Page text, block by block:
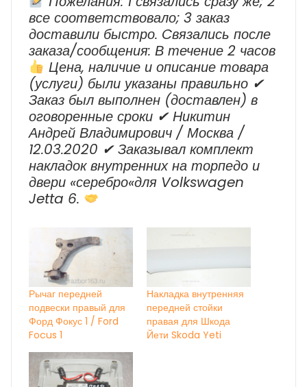
все соответствовало; 3 заказ
доставили быстро. Cвязались после
заказа/сообщения: В течение 2 часов
Цена, наличие и описание товара
(услуги) были указаны правильно ✔
Заказ был выполнен (доставлен) в
оговоренные сроки ✔ Никитин
Андрей Владимирович / Москва /
12.03.2020 ✔ Заказывал комплект
накладок внутренних на торпедо и
двери «серебро«для Volkswagen
Jetta 6.
Рычаг передней
подвески правый для
Форд Фокус 1 / Ford
Focus 1
Накладка внутренняя
передней стойки
правая для Шкода
Йети Skoda Yeti